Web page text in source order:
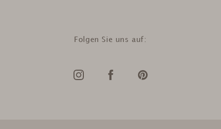
Folgen Sie uns auf: